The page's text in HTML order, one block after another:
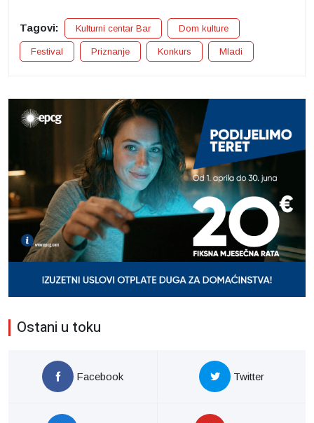
Tagovi: Kulturni centar Bar Dom kulture
Festival Priznanje Konkurs Mladi
Ostani u toku
Facebook Twitter